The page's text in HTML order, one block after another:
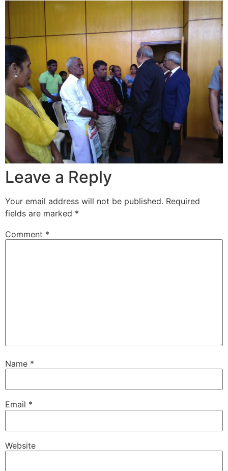
Leave a Reply
Your email address will not be published. Required
fields are marked *
Comment *
Name *
Email *
Website